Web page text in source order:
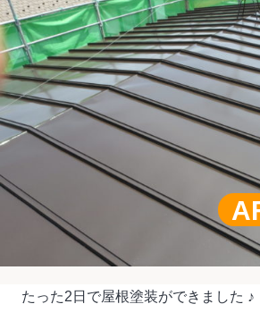
たった2日で屋根塗装ができました ♪